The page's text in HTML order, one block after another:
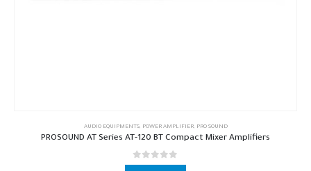
AUDIO EQUIPMENTS, POWER AMPLIFIER, PRO SOUND
PROSOUND AT Series AT-120 BT Compact Mixer Amplifiers
0
out of 5